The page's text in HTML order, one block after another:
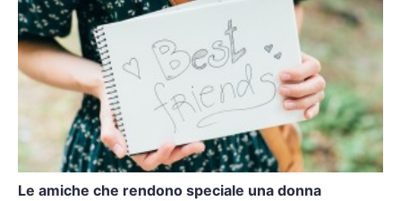
Le amiche che rendono speciale una donna